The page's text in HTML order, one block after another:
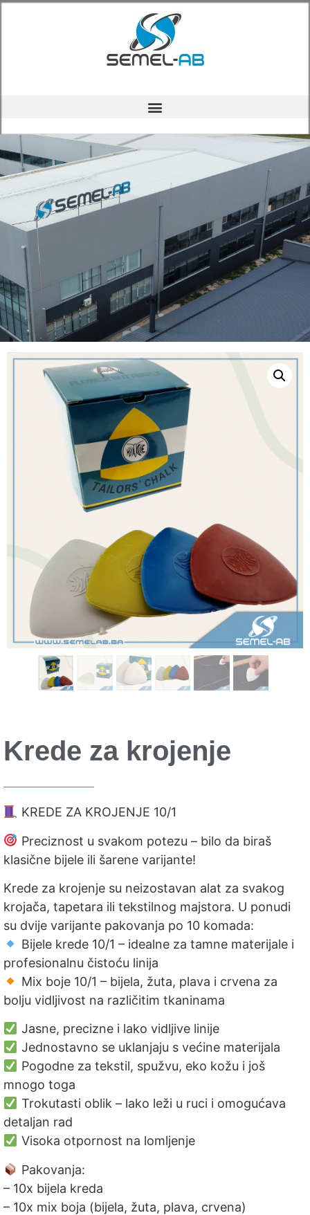
Krede za krojenje
KREDE ZA KROJENJE 10/1
Preciznost u svakom potezu – bilo da biraš
klasične bijele ili šarene varijante!
Krede za krojenje su neizostavan alat za svakog
krojača, tapetara ili tekstilnog majstora. U ponudi
su dvije varijante pakovanja po 10 komada:
Bijele krede 10/1 – idealne za tamne materijale i
profesionalnu čistoću linija
Mix boje 10/1 – bijela, žuta, plava i crvena za
bolju vidljivost na različitim tkaninama
Jasne, precizne i lako vidljive linije
Jednostavno se uklanjaju s većine materijala
Pogodne za tekstil, spužvu, eko kožu i još
mnogo toga
Trokutasti oblik – lako leži u ruci i omogućava
detaljan rad
Visoka otpornost na lomljenje
Pakovanja:
– 10x bijela kreda
– 10x mix boja (bijela, žuta, plava, crvena)